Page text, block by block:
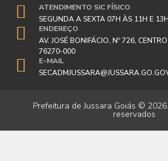
ATENDIMENTO SIC FÍSICO
SEGUNDA A SEXTA 07H ÀS 11H E
ENDEREÇO
AV. JOSÉ BONIFÁCIO, Nº 726,
76270-000
E-MAIL
Prefeitura de Jussara Goiás ©
reservados